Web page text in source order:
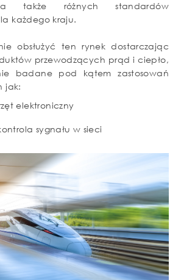
a także różnych standardów
każdego kraju.
obsłużyć ten rynek dostarczając
przewodzących prąd i ciepło,
badane pod kątem zastosowań
jak:
elektroniczny
sygnału w sieci